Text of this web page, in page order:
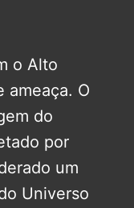
o Alto
ameaça. O
do
por
um
Universo